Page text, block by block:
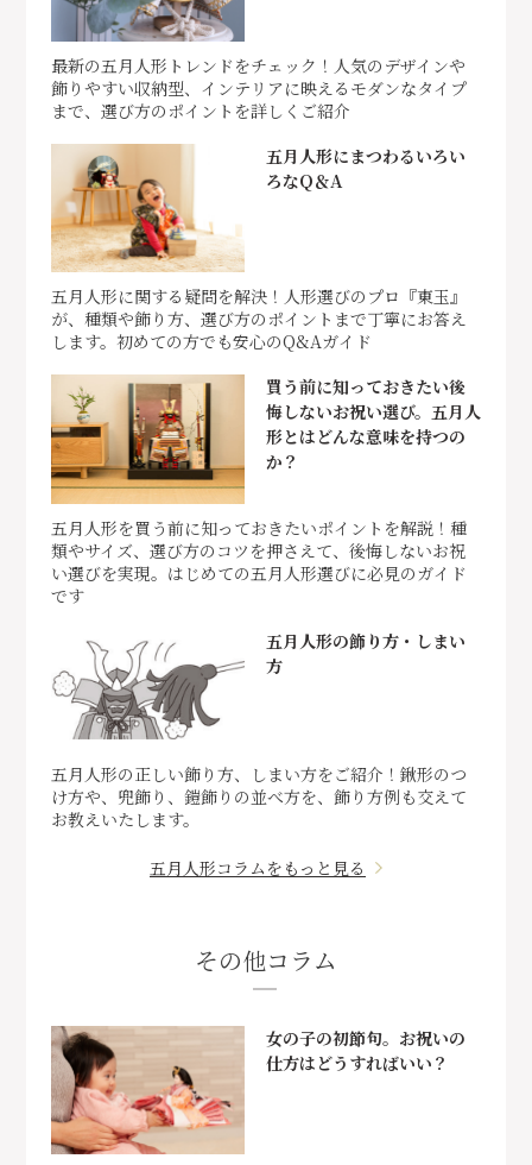
最新の五月人形トレンドをチェック！人気のデザインや
飾りやすい収納型、インテリアに映えるモダンなタイプ
まで、選び方のポイントを詳しくご紹介
五月人形にまつわるいろい
ろなQ＆A
五月人形に関する疑問を解決！人形選びのプロ『東玉』
が、種類や飾り方、選び方のポイントまで丁寧にお答え
します。初めての方でも安心のQ&Aガイド
買う前に知っておきたい後
悔しないお祝い選び。五月人
形とはどんな意味を持つの
か？
五月人形を買う前に知っておきたいポイントを解説！種
類やサイズ、選び方のコツを押さえて、後悔しないお祝
い選びを実現。はじめての五月人形選びに必見のガイド
です
五月人形の飾り方・しまい
方
五月人形の正しい飾り方、しまい方をご紹介！鍬形のつ
け方や、兜飾り、鎧飾りの並べ方を、飾り方例も交えて
お教えいたします。
五月人形コラムをもっと見る
その他コラム
女の子の初節句。お祝いの
仕方はどうすればいい？